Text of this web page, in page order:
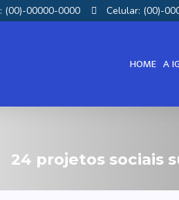
(00)-00000-0000 Celular: (00)-
HOME A
24 projetos sociais